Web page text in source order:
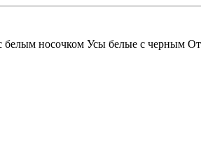
носочком Усы белые с черным